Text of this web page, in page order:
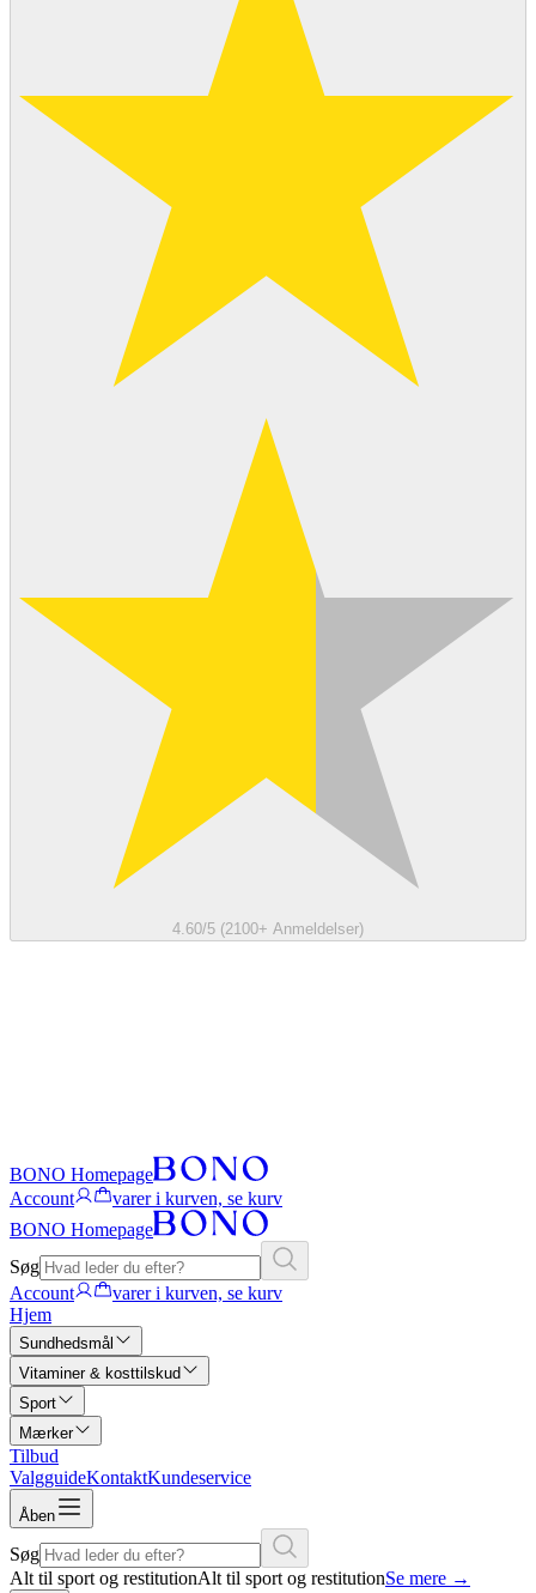
4.60/5 (2100+ Anmeldelser)
BONO Homepage
Account
varer i kurven, se kurv
BONO Homepage
Søg
Account
varer i kurven, se kurv
Hjem
Sundhedsmål
Vitaminer & kosttilskud
Sport
Mærker
Tilbud
ValgguideKontaktKundeservice
Åben
Søg
Alt til sport og restitutionAlt til sport og restitutionSe mere →